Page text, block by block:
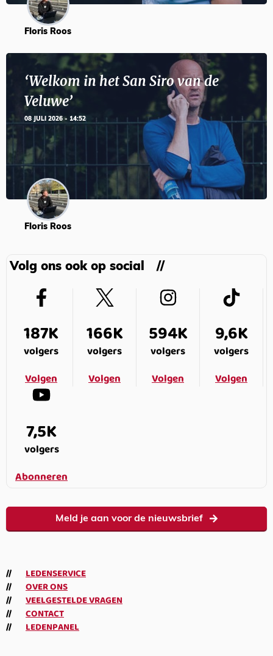
Floris Roos
‘Welkom in het San Siro van de
Veluwe’
08 JULI 2026 - 14:52
Floris Roos
Volg ons ook op social
187K
volgers
Volgen
166K
volgers
Volgen
594K
volgers
Volgen
9,6K
volgers
Volgen
7,5K
volgers
Abonneren
Meld je aan voor de nieuwsbrief
LEDENSERVICE
OVER ONS
VEELGESTELDE VRAGEN
CONTACT
LEDENPANEL